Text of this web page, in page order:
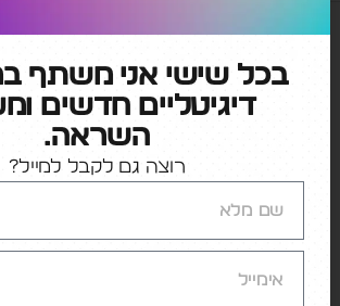
קטגוריות
בכל שישי אני משתף
דיגיטליים חדשים
השראה.
רוצה גם לקבל למייל?